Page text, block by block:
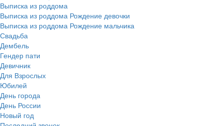
Выписка из роддома
Выписка из роддома Рождение девочки
Выписка из роддома Рождение мальчика
Свадьба
Дембель
Гендер пати
Девичник
Для Взрослых
Юбилей
День города
День России
Новый год